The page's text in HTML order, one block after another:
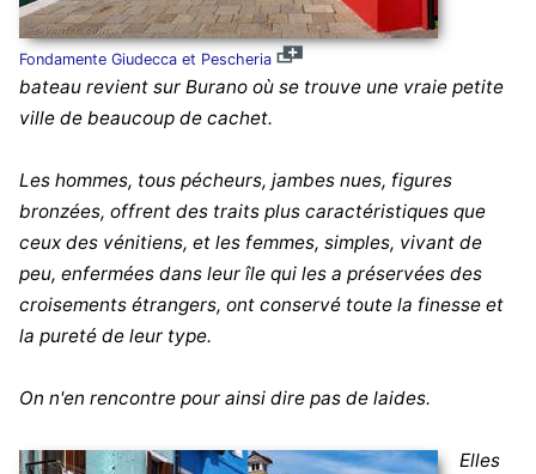
Fondamente Giudecca et Pescheria
bateau revient sur Burano où se trouve une vraie petite
ville de beaucoup de cachet.
Les hommes, tous pécheurs, jambes nues, figures
bronzées, offrent des traits plus caractéristiques que
ceux des vénitiens, et les femmes, simples, vivant de
peu, enfermées dans leur île qui les a préservées des
croisements étrangers, ont conservé toute la finesse et
la pureté de leur type.
On n'en rencontre pour ainsi dire pas de laides.
Elles